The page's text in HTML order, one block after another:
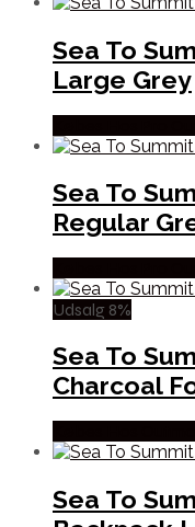
Sea To
Large Grey
Sea To
Regular
Udsalg 8%
Sea To
Charcoal
Sea To